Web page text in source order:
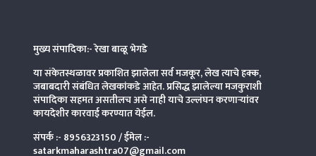
मुख्य संपादिका:- रेखा बाळू भेगडे
या संकेतस्थळावर प्रकाशित झालेला सर्व मजकूर, लेख त्याचे हक्क,
जबाबदारी संबंधित लेखकांकडे आहेत. प्रसिद्ध झालेल्या मजकुराशी
संपादिकासहमत असतीलच असे नाही याचे उल्लंघन करणाऱ्यांवर
कायदेशीर कारवाई करण्यात येईल.
संपर्क :- 8956323150/ ईमेल :-
satarkmaharashtra07@gmail.com